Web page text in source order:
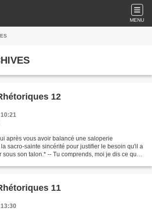
MENU
12
après vous avoir balancé une saloperie
sacro-sainte sincérité pour justifier le besoin qu'il a
son talon.* -- Tu comprends, moi je dis ce que
11